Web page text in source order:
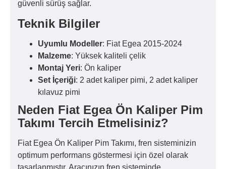
güvenli sürüş sağlar.
Teknik Bilgiler
Uyumlu Modeller: Fiat Egea 2015-2024
Malzeme: Yüksek kaliteli çelik
Montaj Yeri: Ön kaliper
Set İçeriği: 2 adet kaliper pimi, 2 adet kaliper
kılavuz pimi
Neden Fiat Egea Ön Kaliper Pim
Takımı Tercih Etmelisiniz?
Fiat Egea Ön Kaliper Pim Takımı, fren sisteminizin
optimum performans göstermesi için özel olarak